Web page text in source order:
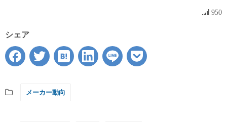
950
シェア
メーカー動向